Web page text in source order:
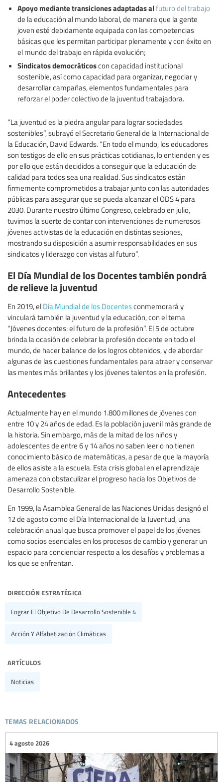
Apoyo mediante transiciones adaptadas al futuro del trabajo
de la educación al mundo laboral, de manera que la gente
joven esté debidamente equipada con las competencias
básicas que les permitan participar plenamente y con éxito en
el mundo del trabajo en rápida evolución;
Sindicatos democráticoscon capacidad institucional
sostenible, así como capacidad para organizar, negociar y
desarrollar campañas, elementos fundamentales para
reforzar el poder colectivo de la juventud trabajadora.
“La juventud es la piedra angular para lograr sociedades
sostenibles”, subrayó el Secretario General de la Internacional de
la Educación, David Edwards. “En todo el mundo, los educadores
son testigos de ello en sus prácticas cotidianas, lo entienden y es
por ello que están decididos a conseguir que la educación de
calidad para todos sea una realidad. Sus sindicatos están
firmemente comprometidos a trabajar junto con las autoridades
públicas para asegurar que se pueda alcanzar el ODS 4 para
2030. Durante nuestro último Congreso, celebrado en julio,
tuvimos la suerte de contar con intervenciones de numerosos
jóvenes activistas de la educación en distintas sesiones,
mostrando su disposición a asumir responsabilidades en sus
sindicatos y liderazgo con vistas al futuro”.
El Día Mundial de los Docentes también pondrá
de relieve la juventud
En 2019, el Día Mundial de los Docentesconmemorará y
vinculará también la juventud y la educación, con el tema
“Jóvenes docentes: el futuro de la profesión”. El 5 de octubre
brinda la ocasión de celebrar la profesión docente en todo el
mundo, de hacer balance de los logros obtenidos, y de abordar
algunas de las cuestiones fundamentales para atraer y conservar
las mentes más brillantes y los jóvenes talentos en la profesión.
Antecedentes
Actualmente hay en el mundo 1.800 millones de jóvenes con
entre 10 y 24 años de edad. Es la población juvenil más grande de
la historia. Sin embargo, más de la mitad de los niños y
adolescentes de entre 6 y 14 años no saben leer o no tienen
conocimiento básico de matemáticas, a pesar de que la mayoría
de ellos asiste a la escuela. Esta crisis global en el aprendizaje
amenaza con obstaculizar el progreso hacia los Objetivos de
Desarrollo Sostenible.
En 1999, la Asamblea General de las Naciones Unidas designó el
12 de agosto como el Día Internacional de la Juventud, una
celebración anual que busca promover el papel de los jóvenes
como socios esenciales en los procesos de cambio y generar un
espacio para concienciar respecto a los desafíos y problemas a
los que se enfrentan.
dirección estratégica
Lograr El Objetivo De Desarrollo Sostenible 4
Acción Y Alfabetización Climáticas
artículos
Noticias
temas relacionados
4 agosto 2026